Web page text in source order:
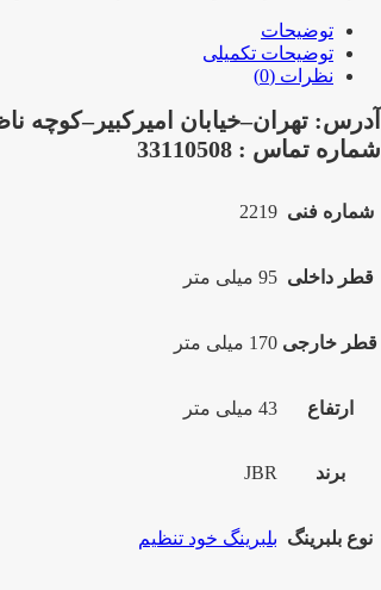
توضیحات
توضیحات تکمیلی
نظرات (0)
آدرس: تهران–خیابان امیرکبیر–کوچه ناظم
شماره تماس : 33110508
شماره فنی 2219
قطر داخلی 95 میلی متر
قطر خارجی 170 میلی متر
ارتفاع 43 میلی متر
برند JBR
نوع بلبرینگ بلبرینگ خود تنظیم